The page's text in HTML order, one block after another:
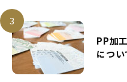
PP加
につ